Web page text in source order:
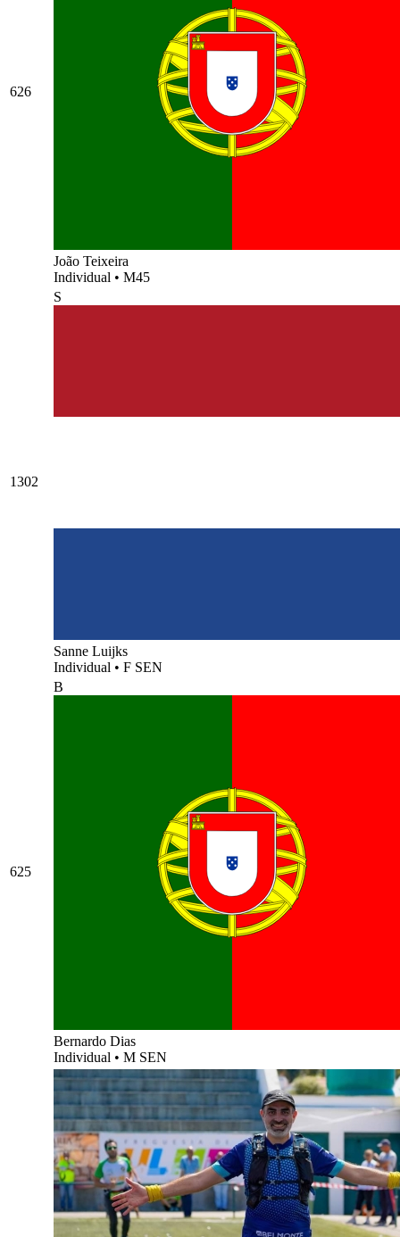
626
João Teixeira
Individual • M45
1302
S
Sanne Luijks
Individual • F SEN
625
B
Bernardo Dias
Individual • M SEN